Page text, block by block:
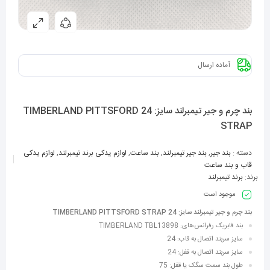
آماده ارسال
بند چرم و جیر تیمبرلند سایز: 24 TIMBERLAND PITTSFORD
STRAP
دسته : بند جیر,بند جیر تیمبرلند,بند ساعت, لوازم یدکی برند تیمبرلند, لوازم یدکی
قاب و بند ساعت
برند: برند تیمبرلند
موجود است
بند چرم و جیر تیمبرلند سایز: 24 TIMBERLAND PITTSFORD STRAP
بند فابریک رفرانس‌های: TIMBERLAND TBL13898
سایز سربند اتصال به قاب: 24
سایز سربند اتصال به قفل: 24
طول بند سمت سگک یا قفل: 75